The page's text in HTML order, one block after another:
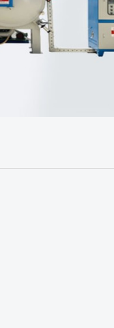
企业文化